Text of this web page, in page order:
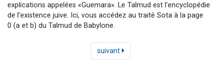
explications appelées «Guemara». Le Talmud est l’encyclopédie
de l’existence juive. Ici, vous accédez au traité Sota à la page
0 (a et b) du Talmud de Babylone.
suivant